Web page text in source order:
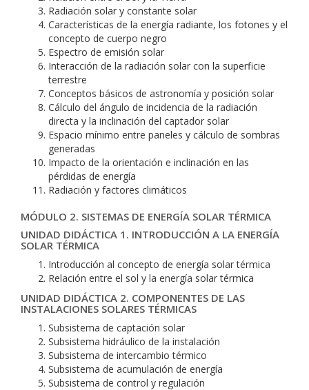
Radiación solar y constante solar
Características de la energía radiante, los fotones y el
concepto de cuerpo negro
Espectro de emisión solar
Interacción de la radiación solar con la superficie
terrestre
Conceptos básicos de astronomía y posición solar
Cálculo del ángulo de incidencia de la radiación
directa y la inclinación del captador solar
Espacio mínimo entre paneles y cálculo de sombras
generadas
Impacto de la orientación e inclinación en las
pérdidas de energía
Radiación y factores climáticos
MÓDULO 2. SISTEMAS DE ENERGÍA SOLAR TÉRMICA
UNIDAD DIDÁCTICA 1. INTRODUCCIÓN A LA ENERGÍA
SOLAR TÉRMICA
Introducción al concepto de energía solar térmica
Relación entre el sol y la energía solar térmica
UNIDAD DIDÁCTICA 2. COMPONENTES DE LAS
INSTALACIONES SOLARES TÉRMICAS
Subsistema de captación solar
Subsistema hidráulico de la instalación
Subsistema de intercambio térmico
Subsistema de acumulación de energía
Subsistema de control y regulación